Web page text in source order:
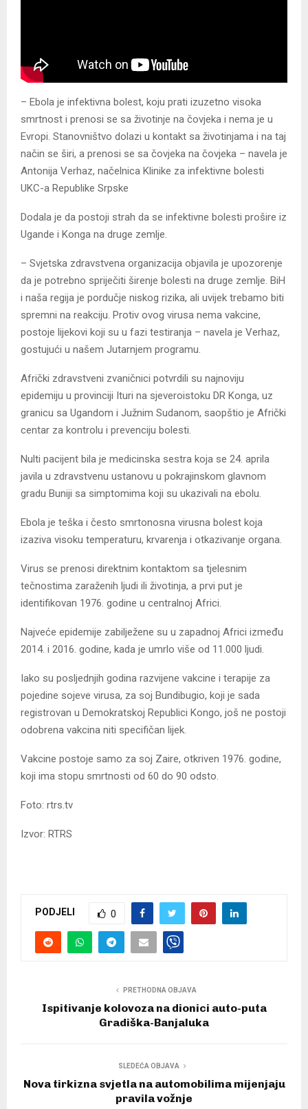
– Ebola je infektivna bolest, koju prati izuzetno visoka
smrtnost i prenosi se sa životinje na čovjeka i nema je u
Evropi. Stanovništvo dolazi u kontakt sa životinjama i na taj
način se širi, a prenosi se sa čovjeka na čovjeka – navela je
Antonija Verhaz, načelnica Klinike za infektivne bolesti
UKC-a Republike Srpske
Dodala je da postoji strah da se infektivne bolesti prošire iz
Ugande i Konga na druge zemlje.
– Svjetska zdravstvena organizacija objavila je upozorenje
da je potrebno spriječiti širenje bolesti na druge zemlje. BiH
i naša regija je pordučje niskog rizika, ali uvijek trebamo biti
spremni na reakciju. Protiv ovog virusa nema vakcine,
postoje lijekovi koji su u fazi testiranja – navela je Verhaz,
gostujući u našem Јutarnjem programu.
Afrički zdravstveni zvaničnici potvrdili su najnoviju
epidemiju u provinciji Ituri na sjeveroistoku DR Konga, uz
granicu sa Ugandom i Јužnim Sudanom, saopštio je Afrički
centar za kontrolu i prevenciju bolesti.
Nulti pacijent bila je medicinska sestra koja se 24. aprila
javila u zdravstvenu ustanovu u pokrajinskom glavnom
gradu Buniji sa simptomima koji su ukazivali na ebolu.
Ebola je teška i često smrtonosna virusna bolest koja
izaziva visoku temperaturu, krvarenja i otkazivanje organa.
Virus se prenosi direktnim kontaktom sa tjelesnim
tečnostima zaraženih ljudi ili životinja, a prvi put je
identifikovan 1976. godine u centralnoj Africi.
Najveće epidemije zabilježene su u zapadnoj Africi između
2014. i 2016. godine, kada je umrlo više od 11.000 ljudi.
Iako su posljednjih godina razvijene vakcine i terapije za
pojedine sojeve virusa, za soj Bundibugio, koji je sada
registrovan u Demokratskoj Republici Kongo, još ne postoji
odobrena vakcina niti specifičan lijek.
Vakcine postoje samo za soj Zaire, otkriven 1976. godine,
koji ima stopu smrtnosti od 60 do 90 odsto.
Foto: rtrs.tv
Izvor: RTRS
PODJELI 0
PRETHODNA OBJAVA
Ispitivanje kolovoza na dionici auto-puta
Gradiška-Banjaluka
SLEDEĆA OBJAVA
Nova tirkizna svjetla na automobilima mijenjaju
pravila vožnje